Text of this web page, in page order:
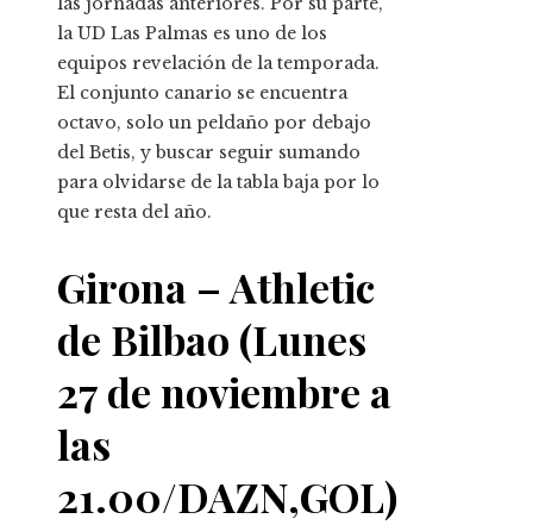
la UD Las Palmas es uno de los
equipos revelación de la temporada.
El conjunto canario se encuentra
octavo, solo un peldaño por debajo
del Betis, y buscar seguir sumando
para olvidarse de la tabla baja por lo
que resta del año.
Girona – Athletic
de Bilbao (Lunes
27 de noviembre a
las
21.00/DAZN,GOL)